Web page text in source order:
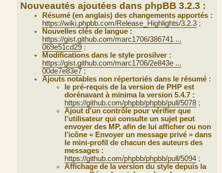
Nouveautés ajoutées dans phpBB 3.2.3 :
Résumé (en anglais) des changements apportés :
https://wiki.phpbb.com/Release_Highlights/3.2.3 ;
Nouvelles clés de langue :
https://gist.github.com/marc1706/386741 ...
069e51cd29 ;
Modifications dans le style prosilver :
https://gist.github.com/marc1706/2e843e ...
00de7e83e7 ;
Ajouts notables non répertoriés dans le résumé :
le pré-requis de la version de PHP est
dorénavant à minima la version 5.4.7 :
https://github.com/phpbb/phpbb/pull/5078;
Ajout d’un contrôle pour vérifier que
l’utilisateur qui consulte un sujet peut
envoyer des MP, afin de lui afficher ou non
l’icône « Envoyer un message privé » dans
le mini-profil de chacun des auteurs des
messages :
https://github.com/phpbb/phpbb/pull/5094;
Affichage de la version du style depuis la